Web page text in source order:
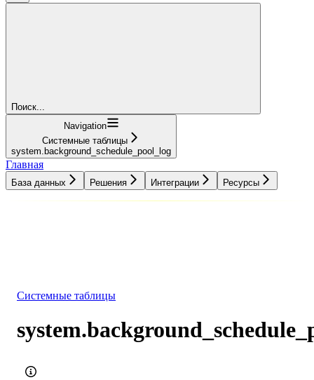
Поиск...
Navigation
Системные таблицы
system.background_schedule_pool_log
Главная
База данных Решения Интеграции Ресурсы
Системные таблицы